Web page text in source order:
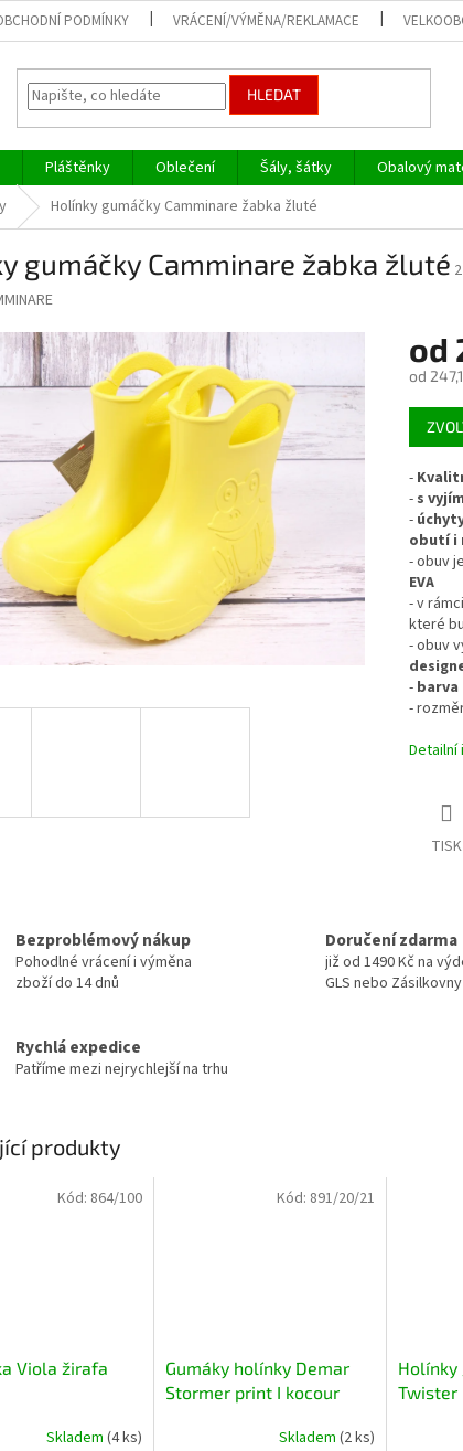
PODMÍNKY VRÁCENÍ/VÝMĚNA/REKLAMACE
HLEDAT
Pláštěnky Oblečení Šály, šátky Obalový
Holínky gumáčky Camminare žabka žluté
gumáčky Camminare žabka žluté
od
od
Měrná
cena:
-
- s
-
obutí i
- obuv
EVA
- v
které
- obuv
- barva
-
Detailní
TISK
Bezproblémový nákup
Pohodlné vrácení i výměna
zboží do 14 dnů
Doručení zdarma
již od 1490 Kč na
GLS nebo Zásilkovny
Rychlá expedice
Patříme mezi nejrychlejší na trhu
produkty
Viola žirafa
Skladem (4 ks)
Kód: 864/100
Gumáky holínky Demar
Stormer print I kocour
Skladem (2 ks)
Kód: 891/20/21
Holínky
Twister